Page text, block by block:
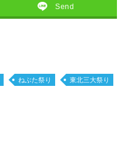
Send
ねぶた祭り 東北三大祭り